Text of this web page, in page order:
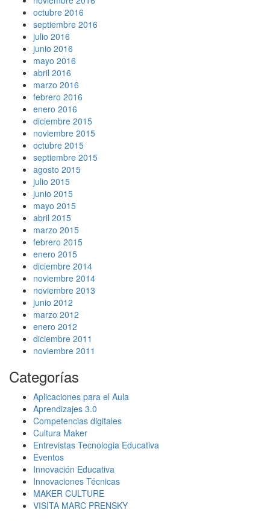
octubre 2016
septiembre 2016
julio 2016
junio 2016
mayo 2016
abril 2016
marzo 2016
febrero 2016
enero 2016
diciembre 2015
noviembre 2015
octubre 2015
septiembre 2015
agosto 2015
julio 2015
junio 2015
mayo 2015
abril 2015
marzo 2015
febrero 2015
enero 2015
diciembre 2014
noviembre 2014
noviembre 2013
junio 2012
marzo 2012
enero 2012
diciembre 2011
noviembre 2011
Categorías
Aplicaciones para el Aula
Aprendizajes 3.0
Competencias digitales
Cultura Maker
Entrevistas Tecnologia Educativa
Eventos
Innovación Educativa
Innovaciones Técnicas
MAKER CULTURE
VISITA MARC PRENSKY